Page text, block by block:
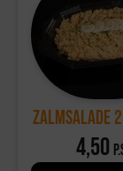
Voor overige
dagen,
Voor meer
Zalmsalade
4,50